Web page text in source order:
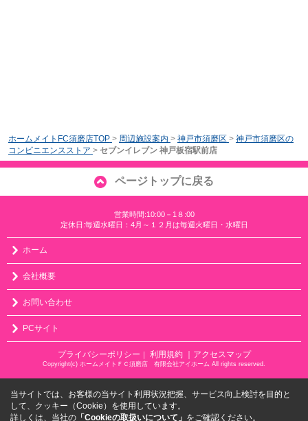
ホームメイトFC須磨店TOP > 周辺施設案内 > 神戸市須磨区 > 神戸市須磨区の
コンビニエンスストア > セブンイレブン 神戸板宿駅前店
ページトップに戻る
営業時間:10:00－1８:00
定休日:毎週水曜日：4月～１２月は毎週火曜日・水曜日
ホーム
会社概要
お問い合わせ
PCサイト
プライバシーポリシー ｜ 利用規約 ｜アクセスマップ
Copyright(c) ホームメイトＦＣ須磨店 有限会社アイホーム All rights reserved.
当サイトでは、お客様の当サイト利用状況把握、サービス向上検討を目的と
して、クッキー（Cookie）を使用しています。
詳しくは、当社の 「Cookieの取扱いについて」 をご確認ください。